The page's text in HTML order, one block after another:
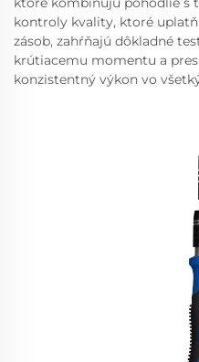
kontroly kvality, ktoré
zásob, zahŕňajú dôkladné
krútiacemu momentu a
konzistentný výkon vo